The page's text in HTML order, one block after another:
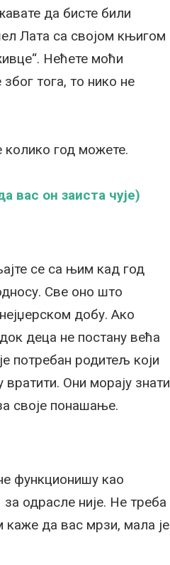
да бисте били
Лата са својом књигом
Нећете моћи
тога, то нико не
колико год можете.
вас он заиста чује)
се са њим кад год
Све оно што
добу. Ако
деца не постану већа
потребан родитељ који
Они морају знати
своје понашање.
функционишу као
одрасле није. Не треба
каже да вас мрзи, мала је